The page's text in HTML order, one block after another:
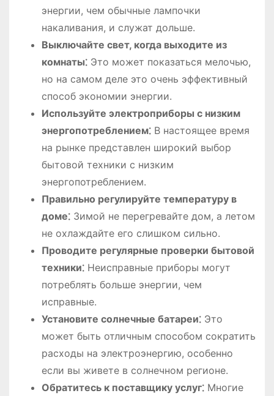
энергии, чем обычные лампочки
накаливания, и служат дольше.
Выключайте свет, когда выходите из
комнаты⁚Это может показаться мелочью,
но на самом деле это очень эффективный
способ экономии энергии.
Используйте электроприборы с низким
энергопотреблением⁚В настоящее время
на рынке представлен широкий выбор
бытовой техники с низким
энергопотреблением.
Правильно регулируйте температуру в
доме⁚Зимой не перегревайте дом, а летом
не охлаждайте его слишком сильно.
Проводите регулярные проверки бытовой
техники⁚Неисправные приборы могут
потреблять больше энергии, чем
исправные.
Установите солнечные батареи⁚Это
может быть отличным способом сократить
расходы на электроэнергию, особенно
если вы живете в солнечном регионе.
Обратитесь к поставщику услуг⁚Многие